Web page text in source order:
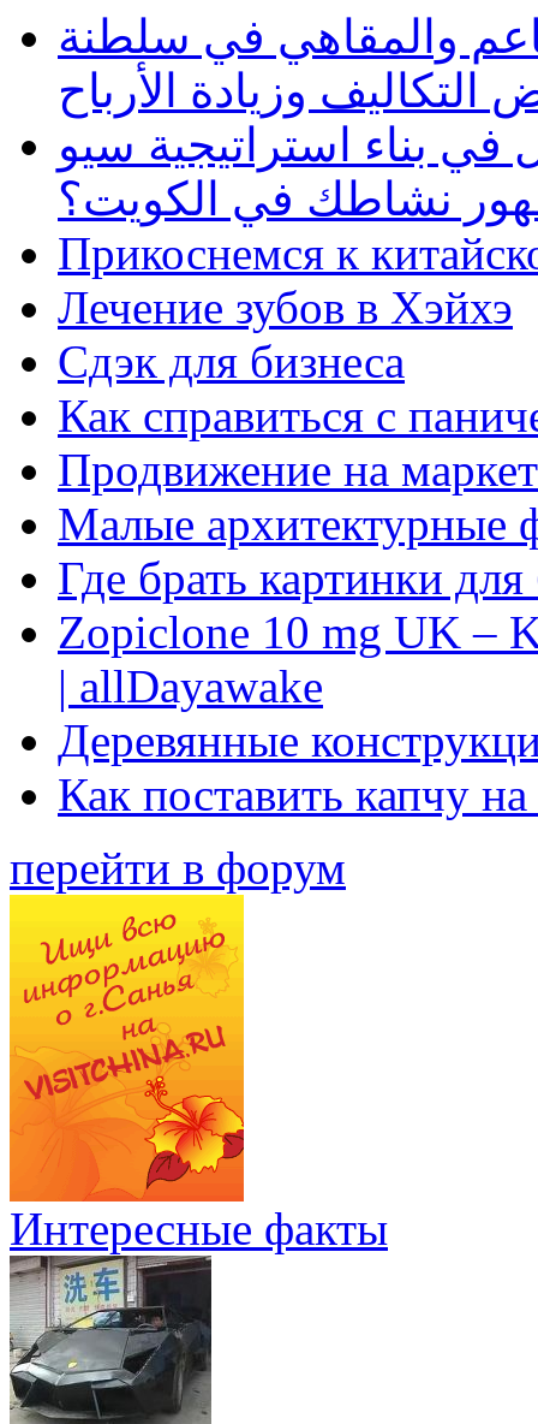
والمقاهي في سلطنة
وزيادة الأرباح
بناء استراتيجية سيو
نشاطك في الكويت؟
Прикоснемся к
Лечение зубов в Хэйхэ
Сдэк для бизнеса
Как справиться с
Продвижение на
Малые архитектурные
Где брать картинки
Zopiclone 10 mg UK –
| allDayawake
Деревянные
Как поставить капчу
перейти в форум
Интересные факты